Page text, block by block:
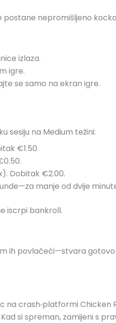
postane nepromišljeno
izlaza.
igre.
se samo na ekran igre.
sesiju na Medium težini:
€1.50.
Dobitak €2.00.
manje od dvije
iscrpi bankroll.
ih povlačeći—stvara
na crash‑platformi
si spreman, zamijeni s